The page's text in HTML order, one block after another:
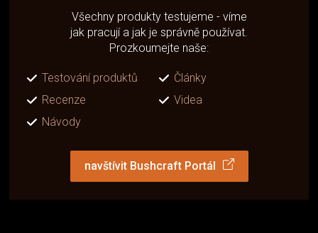
Všechny produkty testujeme - víme
jak pracují a jak je správně používat.
Prozkoumejte naše:
Testování produktů
Články
Recenze
Videa
Návody
navštívit Bushcraft Portál